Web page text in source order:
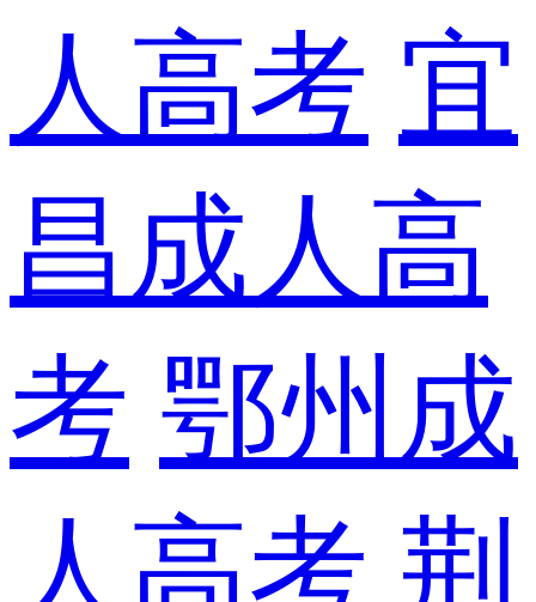
人高考 宜
昌成人高
考 鄂州成
人高考 荆